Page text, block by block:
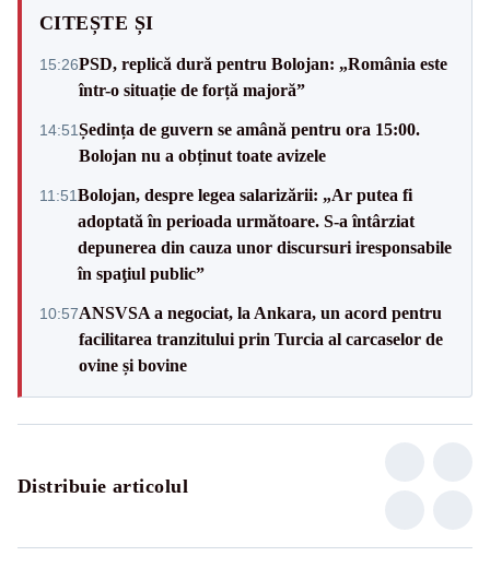
CITEȘTE ȘI
15:26PSD, replică dură pentru Bolojan: „România este
într-o situație de forță majoră”
14:51Ședința de guvern se amână pentru ora 15:00.
Bolojan nu a obținut toate avizele
11:51Bolojan, despre legea salarizării: „Ar putea fi
adoptată în perioada următoare. S-a întârziat
depunerea din cauza unor discursuri iresponsabile
în spaţiul public”
10:57ANSVSA a negociat, la Ankara, un acord pentru
facilitarea tranzitului prin Turcia al carcaselor de
ovine și bovine
Distribuie articolul